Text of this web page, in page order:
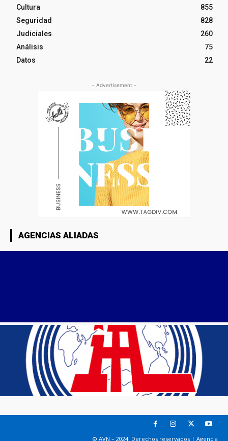
Cultura
855
Seguridad
828
Judiciales
260
Análisis
75
Datos
22
- Advertisement -
AGENCIAS ALIADAS
© AVN – 2024. Derechos reservados | Agencia